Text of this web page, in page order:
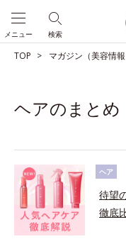
検索
メニュー
TOP マガジン（美容情報
ヘアのまとめ
ヘア
待望
徹底